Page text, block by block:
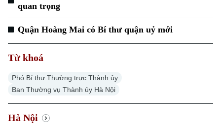
quan trọng
Quận Hoàng Mai có Bí thư quận uỷ mới
Từ khoá
Phó Bí thư Thường trực Thành ủy
Ban Thường vụ Thành ủy Hà Nội
Hà Nội